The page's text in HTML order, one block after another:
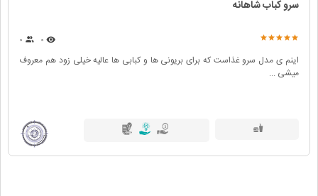
سرو کباب شاهانه
۰
اینم ی مدل سرو غذاست که برای بریونی ها و کبابی ها عالیه خیلی زود هم معروف
میشی ...